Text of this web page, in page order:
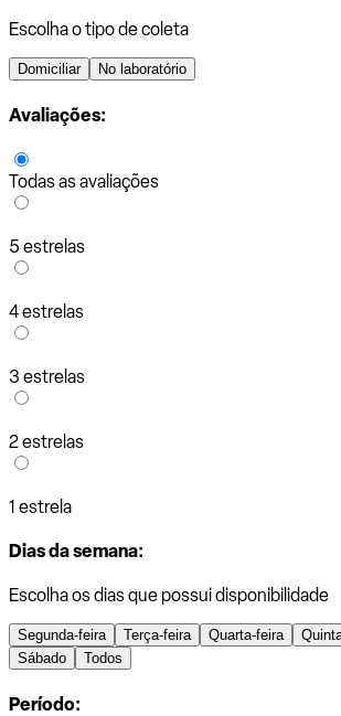
Escolha o tipo de coleta
Domiciliar No laboratório
Avaliações:
Todas as avaliações
5 estrelas
4 estrelas
3 estrelas
2 estrelas
1 estrela
Dias da semana:
Escolha os dias que possui disponibilidade
Segunda-feira Terça-feira Quarta-feira
Sábado
Todos
Período: